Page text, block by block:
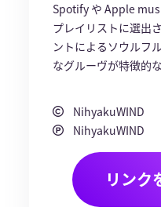
Spotify や Apple
プレイリストに選出
ントによるソウルフ
なグルーヴが特徴的
NihyakuWIND
NihyakuWIND
リンク